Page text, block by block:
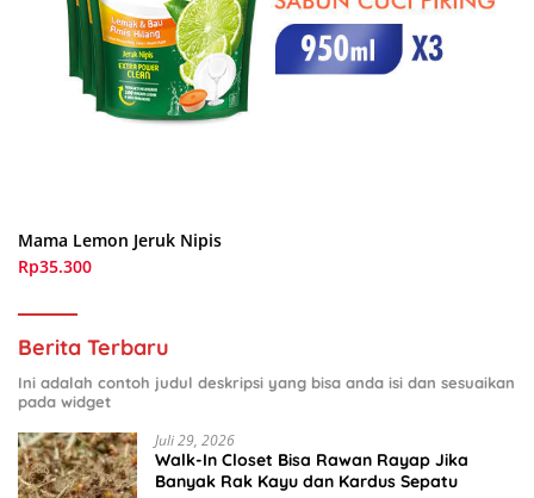
Mama Lemon Jeruk Nipis
Rp35.300
Berita Terbaru
Ini adalah contoh judul deskripsi yang bisa anda isi dan sesuaikan
pada widget
Juli 29, 2026
Walk-In Closet Bisa Rawan Rayap Jika
Banyak Rak Kayu dan Kardus Sepatu